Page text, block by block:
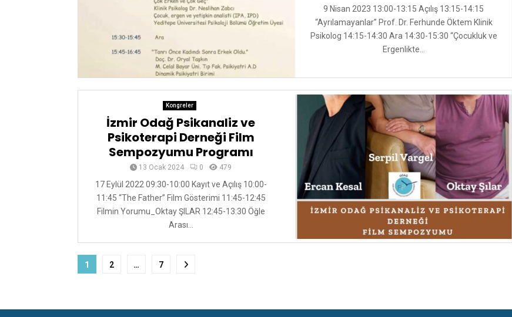
9 Nisan 2023 13:00-13:15 Açılış 13:15-14:15
“Ayrılamayanlar” Prof. Dr. Ferhunde Öktem Klinik
Psikolog 14:15-14:30 Ara 14:30-15:30 “Çocukluk ve
Ergenlikte...
Kongreler
İzmir Odağ Psikanaliz ve
Psikoterapi Derneği Film
Sempozyumu Programı
13 Ocak 2024 0 479
17 Eylül 2022 09:30-10:00 Kayıt ve Açılış 10:00-
11:45 “The Father” Film Gösterimi 11:45-12:45
Filmin Yorumu_Oktay ŞILAR 12:45-13:30 Öğle
Arası...
Yazı
1 2 … 7